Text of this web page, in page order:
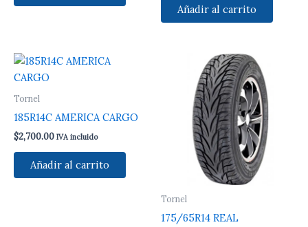
Añadir al carrito
Tornel
185R14C AMERICA CARGO
$2,700.00 IVA incluido
Añadir al carrito
Tornel
175/65R14 REAL